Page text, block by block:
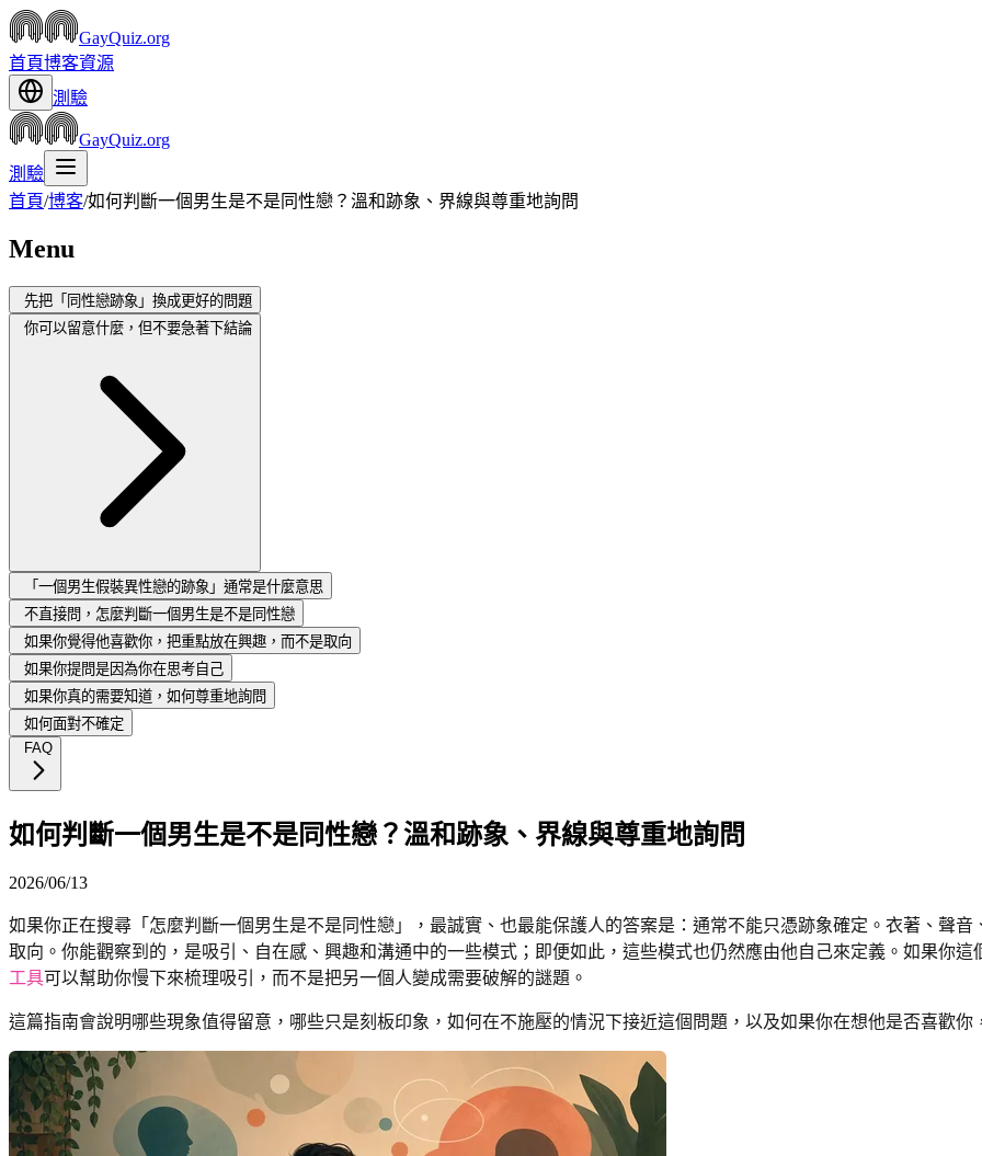
GayQuiz.org
首頁博客資源
測驗
GayQuiz.org
測驗
首頁/博客/如何判斷一個男生是不是同性戀？溫和跡象、界線與尊重地詢問
Menu
先把「同性戀跡象」換成更好的問題
你可以留意什麼，但不要急著下結論
「一個男生假裝異性戀的跡象」通常是什麼意思
不直接問，怎麼判斷一個男生是不是同性戀
如果你覺得他喜歡你，把重點放在興趣，而不是取向
如果你提問是因為你在思考自己
如果你真的需要知道，如何尊重地詢問
如何面對不確定
FAQ
如何判斷一個男生是不是同性戀？溫和跡象、界線與尊重地詢問
2026/06/13
如果你正在搜尋「怎麼判斷一個男生是不是同性戀」，最誠實、也最能保護人的答案是：通常不能只憑跡象確定。衣著、聲
取向。你能觀察到的，是吸引、自在感、興趣和溝通中的一些模式；即便如此，這些模式也仍然應由他自己來定義。如果你
工具可以幫助你慢下來梳理吸引，而不是把另一個人變成需要破解的謎題。
這篇指南會說明哪些現象值得留意，哪些只是刻板印象，如何在不施壓的情況下接近這個問題，以及如果你在想他是否喜歡你